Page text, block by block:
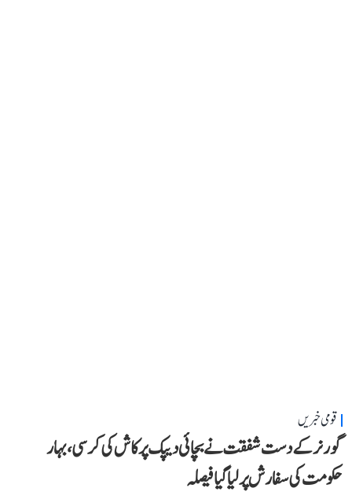
قومی خبریں
گورنر کے دست شفقت نے بچائی دیپک پرکاش کی کرسی، بہار
حکومت کی سفارش پر لیا گیا فیصلہ